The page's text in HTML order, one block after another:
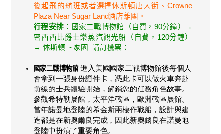
後起飛的航班或者選擇休斯頓唐人街、Crowne
Plaza Near Sugar Land酒店離團。
行程安排： 國家二戰博物館（自費， 90分鐘）→
密西西比爵士樂蒸汽觀光船（自費， 120分鐘）
→ 休斯頓 - 家園 請訂機票：
國家二戰博物館進入美國國家二戰博物館後每個人
會拿到一張身份證件卡，憑此卡可以做火車奔赴
前線的士兵體驗開始，解鎖您的任務角色故事。
參觀希特勒展館，太平洋戰區，歐洲戰區展館。
當年諾曼地登陸的希金斯兩棲作戰船，設計與建
造都是在新奧爾良完成，因此新奧爾良在諾曼地
登陸中扮演了重要角色。